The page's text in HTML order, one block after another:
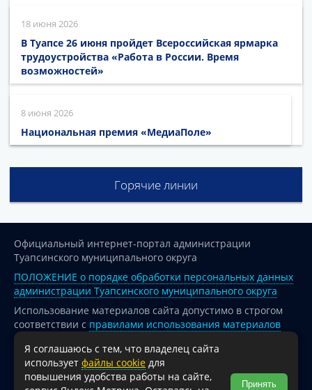
18 июня 2026
В Туапсе 26 июня пройдет Всероссийская ярмарка
трудоустройства «Работа в России. Время
возможностей»
8 июня 2026
Национальная премия «МедиаПоле»
Горячие линии
Официальный интернет-портал администрации
Туапсинского муниципального округа
ПОЛОЖЕНИЕ о порядке обработки персональных данных
администрации Туапсинского муниципального округа
Использование материалов сайта допустимо в строгом
соответствии с правилами использования материалов
опубликованных на сайте
При перепечатке и использовании информации ссылка
на источник обязательна.
Я соглашаюсь с тем, что владелец сайта
использует файлы cookie для
повышения удобства работы на сайте,
Принять